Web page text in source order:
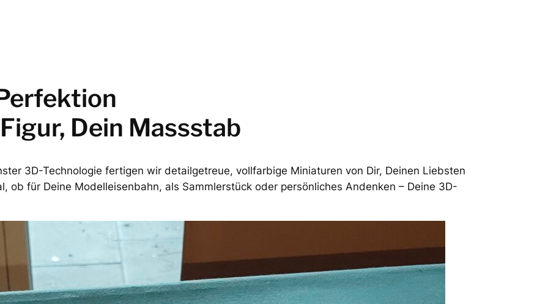
Dein Massstab
3D-Technologie fertigen wir detailgetreue, vollfarbige Miniaturen von Dir, Deinen Liebsten
ob für Deine Modelleisenbahn, als Sammlerstück oder persönliches Andenken – Deine 3D-